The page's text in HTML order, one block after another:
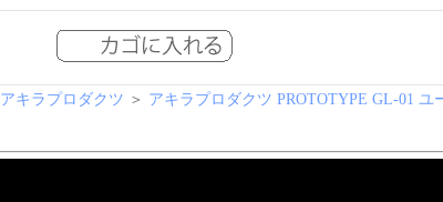
アキラプロダクツ ＞ アキラプロダクツ PROTOTYPE GL-01 ユ